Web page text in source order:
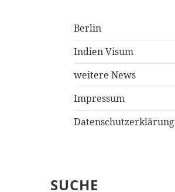
Berlin
Indien Visum
weitere News
Impressum
Datenschutzerklärung
SUCHE